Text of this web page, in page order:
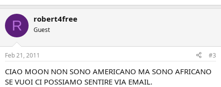
R robert4free
Guest
Feb 21, 2011 #3
CIAO MOON NON SONO AMERICANO MA SONO AFRICANO
SE VUOI CI POSSIAMO SENTIRE VIA EMAIL.